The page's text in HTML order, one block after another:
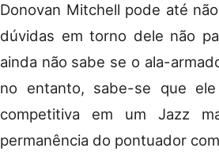
Donovan Mitchell pode até
dúvidas em torno dele não
ainda não sabe se o ala-
no entanto, sabe-se que
competitiva em um Jazz
permanência do pontuador